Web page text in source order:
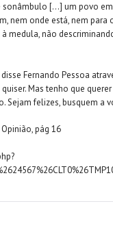
sonâmbulo […] um povo
nem onde está, nem para
medula, não
Fernando Pessoa
Mas tenho que
Sejam felizes, busquem a
pág 16